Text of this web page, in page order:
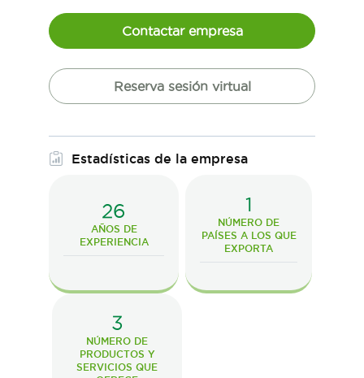
Contactar empresa
Reserva sesión virtual
Estadísticas de la empresa
26
AÑOS DE
EXPERIENCIA
1
NÚMERO DE
PAÍSES A LOS QUE
EXPORTA
3
NÚMERO DE
PRODUCTOS Y
SERVICIOS QUE